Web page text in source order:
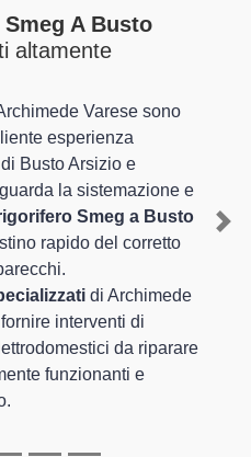
A Busto
altamente
Varese sono
esperienza
Busto Arsizio e
la sistemazione e
Smeg a Busto
rapido del corretto
di Archimede
interventi di
da riparare
funzionanti e